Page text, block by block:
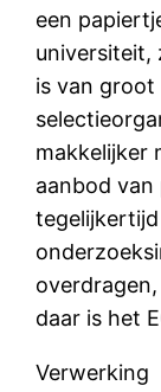
een
universiteit,
is van groot
makkelijker
aanbod
daar is het
Verwerking